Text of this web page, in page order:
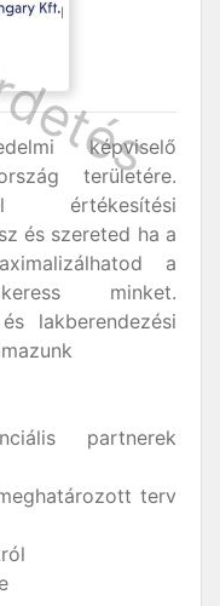
képviselő
területére.
értékesítési
és szereted ha a
a
minket.
lakberendezési
partnerek
terv